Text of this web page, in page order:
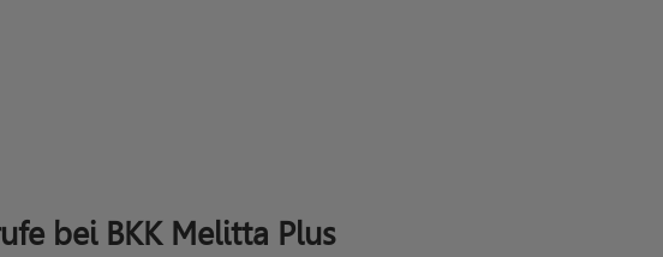
bei BKK Melitta Plus